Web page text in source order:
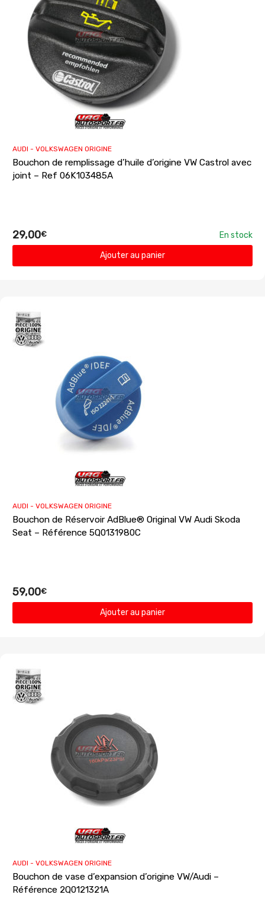
AUDI - VOLKSWAGEN ORIGINE
Bouchon de remplissage d’huile d’origine VW Castrol avec
joint – Ref 06K103485A
29,00€
En stock
Ajouter au panier
AUDI - VOLKSWAGEN ORIGINE
Bouchon de Réservoir AdBlue® Original VW Audi Skoda
Seat – Référence 5Q0131980C
59,00€
Ajouter au panier
AUDI - VOLKSWAGEN ORIGINE
Bouchon de vase d’expansion d’origine VW/Audi –
Référence 2Q0121321A